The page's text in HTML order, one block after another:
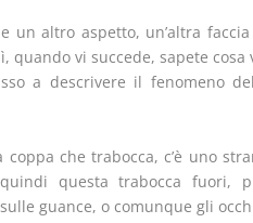
un altro aspetto, un’altra
vi succede, sapete cosa
a descrivere il fenomeno
coppa che trabocca, c’è uno
quindi questa trabocca
guance, o comunque gli